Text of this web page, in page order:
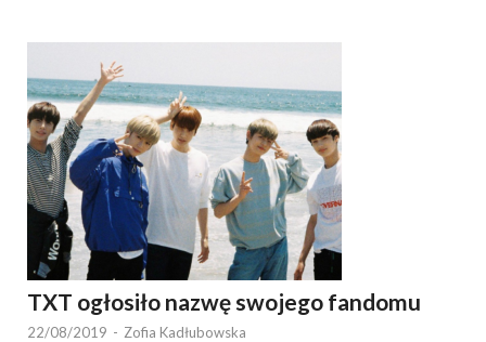
TXT ogłosiło nazwę swojego fandomu
22/08/2019 - Zofia Kadłubowska